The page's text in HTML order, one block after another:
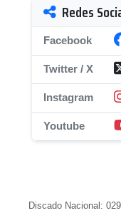
Redes
Facebook
Twitter / X
Instagram
Youtube
Discado Nacional: